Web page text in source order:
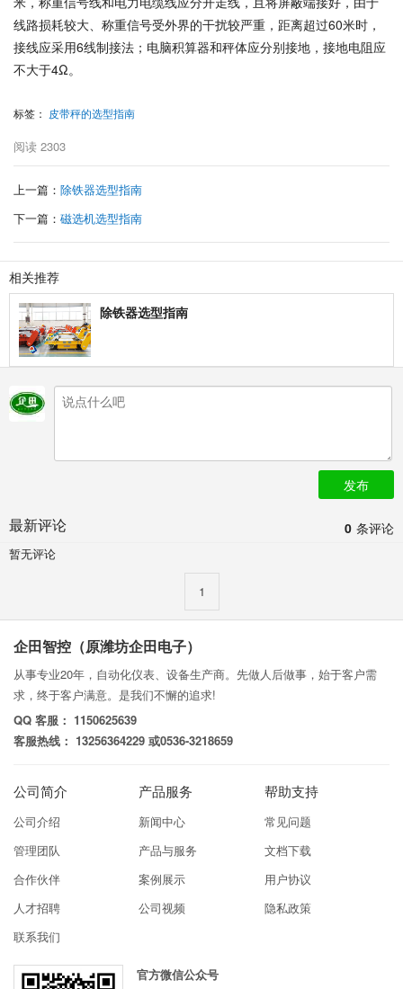
线路损耗较大、称重信号受外界的干扰较严重，距离超过60米时，
接线应采用6线制接法；电脑积算器和秤体应分别接地，接地电阻应
不大于4Ω。
标签： 皮带秤的选型指南
阅读 2303
上一篇： 除铁器选型指南
下一篇： 磁选机选型指南
相关推荐
除铁器选型指南
发布
0 条评论
最新评论
暂无评论
1
企田智控（原潍坊企田电子）
从事专业20年，自动化仪表、设备生产商。先做人后做事，始于客户需
求，终于客户满意。是我们不懈的追求!
QQ 客服： 1150625639
客服热线： 13256364229 或0536-3218659
公司简介
公司介绍
管理团队
合作伙伴
人才招聘
联系我们
产品服务
新闻中心
产品与服务
案例展示
公司视频
帮助支持
常见问题
文档下载
用户协议
隐私政策
官方微信公众号